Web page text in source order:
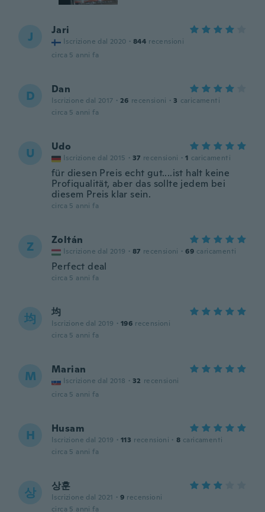
J Jari
Iscrizione dal 2020 · 844 recensioni
circa 5 anni fa
D Dan
Iscrizione dal 2017 · 26 recensioni · 3 caricamenti
circa 5 anni fa
U Udo
Iscrizione dal 2015 · 37 recensioni · 1 caricamenti
für diesen Preis echt gut....ist halt keine
Profiqualität, aber das sollte jedem bei
diesem Preis klar sein.
circa 5 anni fa
Z Zoltán
Iscrizione dal 2019 · 87 recensioni · 69 caricamenti
Perfect deal
circa 5 anni fa
均 均
Iscrizione dal 2019 · 196 recensioni
circa 5 anni fa
M Marian
Iscrizione dal 2018 · 32 recensioni
circa 5 anni fa
H Husam
Iscrizione dal 2019 · 113 recensioni · 8 caricamenti
circa 5 anni fa
상 상훈
Iscrizione dal 2021 · 9 recensioni
circa 5 anni fa